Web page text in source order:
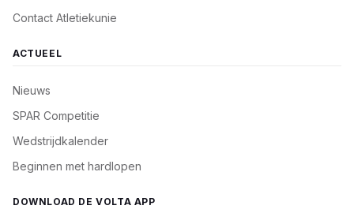
Contact Atletiekunie
ACTUEEL
Nieuws
SPAR Competitie
Wedstrijdkalender
Beginnen met hardlopen
DOWNLOAD DE VOLTA APP